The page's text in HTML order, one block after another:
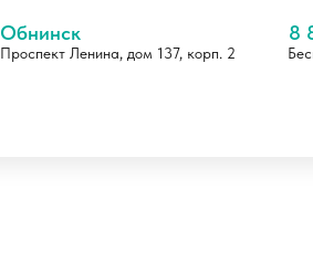
8
Обнинск
Проспект Ленина, дом 137, корп. 2